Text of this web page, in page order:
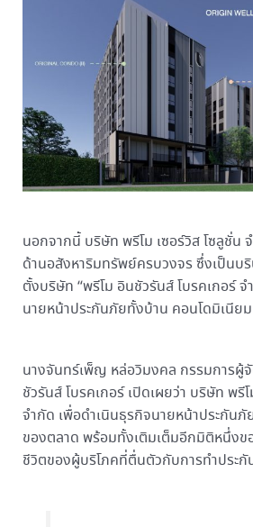
นอกจากนี้ บริษัท พรีโม เซอร์วิส โซลูชั่น
ด้านอสังหาริมทรัพย์ครบวงจร ซึ่งเป็นบ
ตั้งบริษัท “พรีโม อินชัวรันส์ โบรคเกอร์
นายหน้าประกันภัยทั้งบ้าน คอนโดมิเนีย
นางจันทร์เพ็ญ หล่อวิมงคล กรรมการผู้
ชัวรันส์ โบรคเกอร์ เปิดเผยว่า บริษัท พรี
จำกัด เพื่อดำเนินธุรกิจนายหน้าประกันภั
ของตลาด พร้อมทั้งเติมเต็มอีกมิติหนึ่งขอ
ชีวิตของผู้บริโภคที่ตื่นตัวกับการทำประ